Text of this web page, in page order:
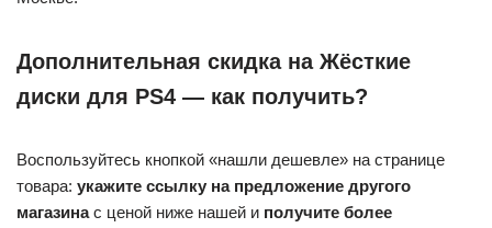
Дополнительная скидка на Жёсткие
диски для PS4 — как получить?
Воспользуйтесь кнопкой «нашли дешевле» на странице
товара: укажите ссылку на предложение другого
магазинас ценой ниже нашей и получите более